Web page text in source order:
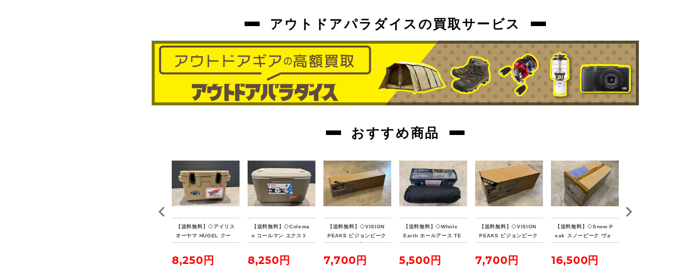
アウトドアパラダイスの買取サービス
おすすめ商品
【送料無料】◇アイリス
オーヤマ HUGEL クー
ラーボックス 20L
8,250円
【送料無料】◇Colema
n コールマン エクスト
リームクーラー 70QT
8,250円
【送料無料】◇VISION
PEAKS ビジョンピーク
ス ファイアプレイス TC
7,700円
【送料無料】◇Whole
Earth ホールアース TE
NKU COT テンクウコッ
5,500円
【送料無料】◇VISION
PEAKS ビジョンピーク
ス TCバタフライシェル
7,700円
【送料無料】◇Snow P
eak スノーピーク ヴォ
ールト SDE-080RH
16,500円